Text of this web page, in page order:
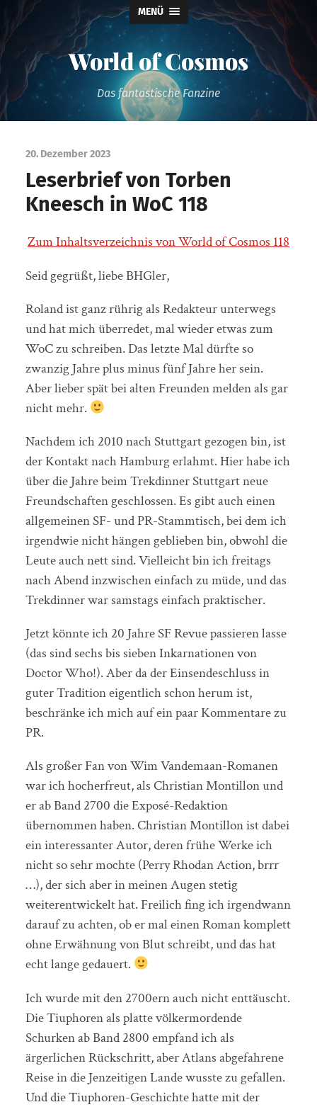
MENÜ
World of Cosmos
Das fantastische Fanzine
20. Dezember 2023
Leserbrief von Torben
Kneesch in WoC 118
Zum Inhaltsverzeichnis von World of Cosmos 118
Seid gegrüßt, liebe BHGler,
Roland ist ganz rührig als Redakteur unterwegs
und hat mich überredet, mal wieder etwas zum
WoC zu schreiben. Das letzte Mal dürfte so
zwanzig Jahre plus minus fünf Jahre her sein.
Aber lieber spät bei alten Freunden melden als gar
nicht mehr.
Nachdem ich 2010 nach Stuttgart gezogen bin, ist
der Kontakt nach Hamburg erlahmt. Hier habe ich
über die Jahre beim Trekdinner Stuttgart neue
Freundschaften geschlossen. Es gibt auch einen
allgemeinen SF- und PR-Stammtisch, bei dem ich
irgendwie nicht hängen geblieben bin, obwohl die
Leute auch nett sind. Vielleicht bin ich freitags
nach Abend inzwischen einfach zu müde, und das
Trekdinner war samstags einfach praktischer.
Jetzt könnte ich 20 Jahre SF Revue passieren lasse
(das sind sechs bis sieben Inkarnationen von
Doctor Who!). Aber da der Einsendeschluss in
guter Tradition eigentlich schon herum ist,
beschränke ich mich auf ein paar Kommentare zu
PR.
Als großer Fan von Wim Vandemaan-Romanen
war ich hocherfreut, als Christian Montillon und
er ab Band 2700 die Exposé-Redaktion
übernommen haben. Christian Montillon ist dabei
ein interessanter Autor, deren frühe Werke ich
nicht so sehr mochte (Perry Rhodan Action, brrr
…), der sich aber in meinen Augen stetig
weiterentwickelt hat. Freilich fing ich irgendwann
darauf zu achten, ob er mal einen Roman komplett
ohne Erwähnung von Blut schreibt, und das hat
echt lange gedauert.
Ich wurde mit den 2700ern auch nicht enttäuscht.
Die Tiuphoren als platte völkermordende
Schurken ab Band 2800 empfand ich als
ärgerlichen Rückschritt, aber Atlans abgefahrene
Reise in die Jenzeitigen Lande wusste zu gefallen.
Und die Tiuphoren-Geschichte hatte mit der